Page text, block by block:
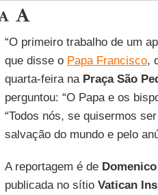
“O primeiro trabalho de um
que disse o Papa Francisco,
quarta-feira na Praça São
perguntou: “O Papa e os
“Todos nós, se quisermos
salvação do mundo e pelo
A reportagem é de
publicada no sítio Vatican